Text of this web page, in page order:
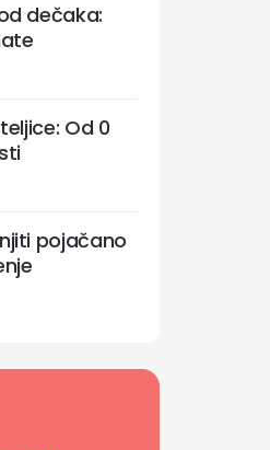
dečaka:
Od 0
pojačano